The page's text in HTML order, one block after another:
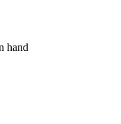
hand